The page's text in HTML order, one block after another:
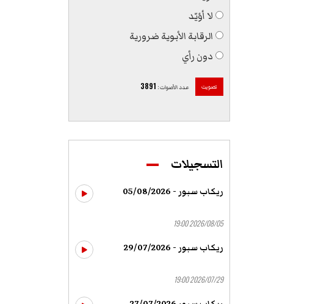
لا أؤيّد
الرقابة الأبوية ضرورية
دون رأي
تصويت عدد الأصوات:
3891
التسجيلات
ريكاب سبور - 05/08/2026
2026/08/05 19:00
ريكاب سبور - 29/07/2026
2026/07/29 19:00